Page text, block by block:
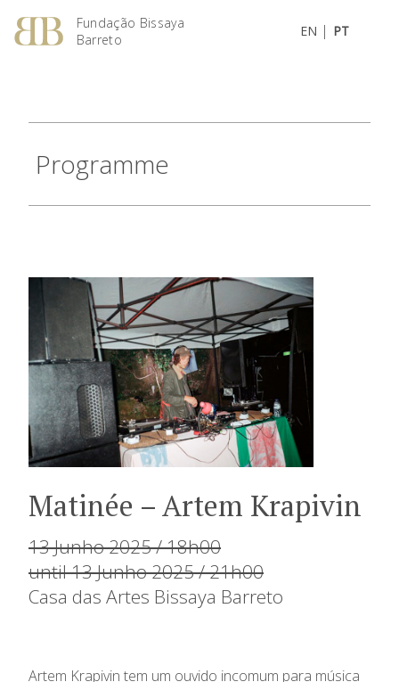
Fundação Bissaya
Barreto
EN | PT
Programme
Matinée – Artem Krapivin
13 Junho 2025 / 18h00
until 13 Junho 2025 / 21h00
Casa das Artes Bissaya Barreto
Artem Krapivin tem um ouvido incomum para música